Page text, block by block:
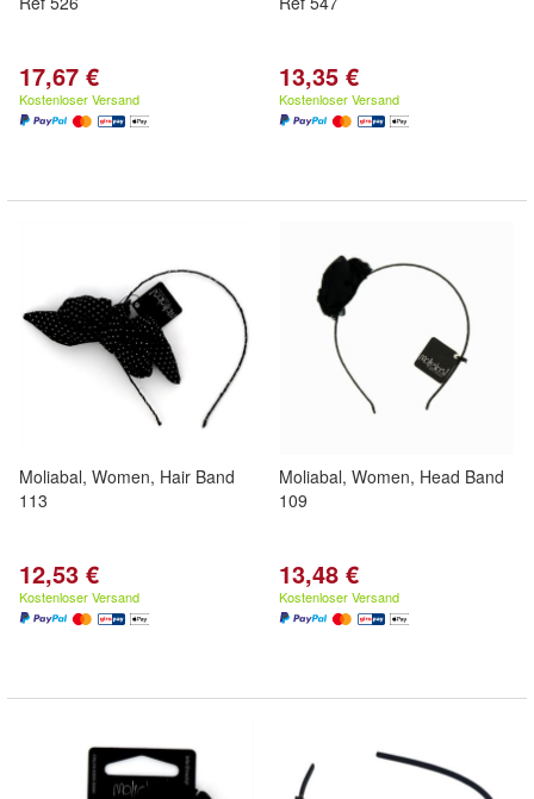
17,67 €
Kostenloser Versand
13,35 €
Kostenloser Versand
Moliabal, Women, Hair Band
113
12,53 €
Kostenloser Versand
Moliabal, Women, Head Band
109
13,48 €
Kostenloser Versand